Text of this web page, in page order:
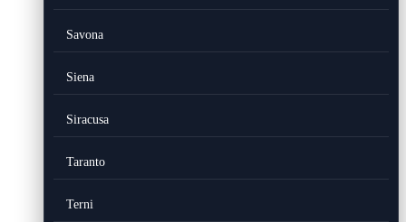
Savona
Siena
Siracusa
Taranto
Terni